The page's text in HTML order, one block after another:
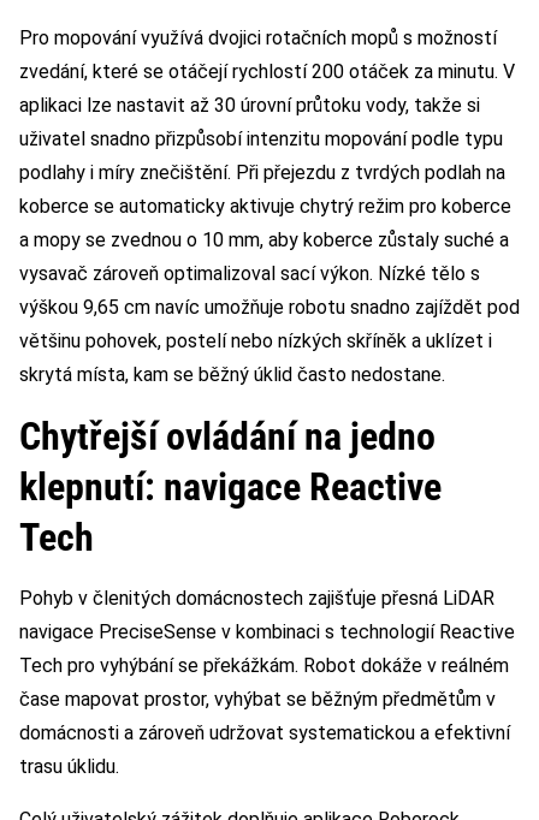
Pro mopování využívá dvojici rotačních mopů s možností
zvedání, které se otáčejí rychlostí 200 otáček za minutu. V
aplikaci lze nastavit až 30 úrovní průtoku vody, takže si
uživatel snadno přizpůsobí intenzitu mopování podle typu
podlahy i míry znečištění. Při přejezdu z tvrdých podlah na
koberce se automaticky aktivuje chytrý režim pro koberce
a mopy se zvednou o 10 mm, aby koberce zůstaly suché a
vysavač zároveň optimalizoval sací výkon. Nízké tělo s
výškou 9,65 cm navíc umožňuje robotu snadno zajíždět pod
většinu pohovek, postelí nebo nízkých skříněk a uklízet i
skrytá místa, kam se běžný úklid často nedostane.
Chytřejší ovládání na jedno
klepnutí: navigace Reactive
Tech
Pohyb v členitých domácnostech zajišťuje přesná LiDAR
navigace PreciseSense v kombinaci s technologií Reactive
Tech pro vyhýbání se překážkám. Robot dokáže v reálném
čase mapovat prostor, vyhýbat se běžným předmětům v
domácnosti a zároveň udržovat systematickou a efektivní
trasu úklidu.